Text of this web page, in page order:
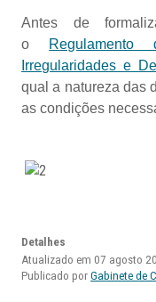
Antes de
o
Irregularidades e
qual a natureza das
as condições
Detalhes
Atualizado em 07 agosto
Publicado porGabinete de